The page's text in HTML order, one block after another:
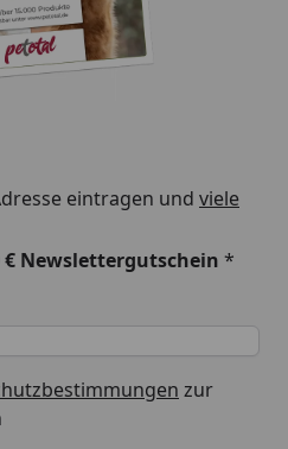
eintragen und viele
Newslettergutschein *
zur